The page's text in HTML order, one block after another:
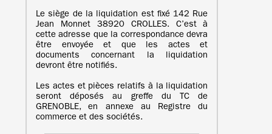
Le siège de la liquidation est fixé 142 Rue
Jean Monnet 38920 CROLLES. C’est à
cette adresse que la correspondance devra
être envoyée et que les actes et
documents concernant la liquidation
devront être notifiés.
Les actes et pièces relatifs à la liquidation
seront déposés au greffe du TC de
GRENOBLE, en annexe au Registre du
commerce et des sociétés.